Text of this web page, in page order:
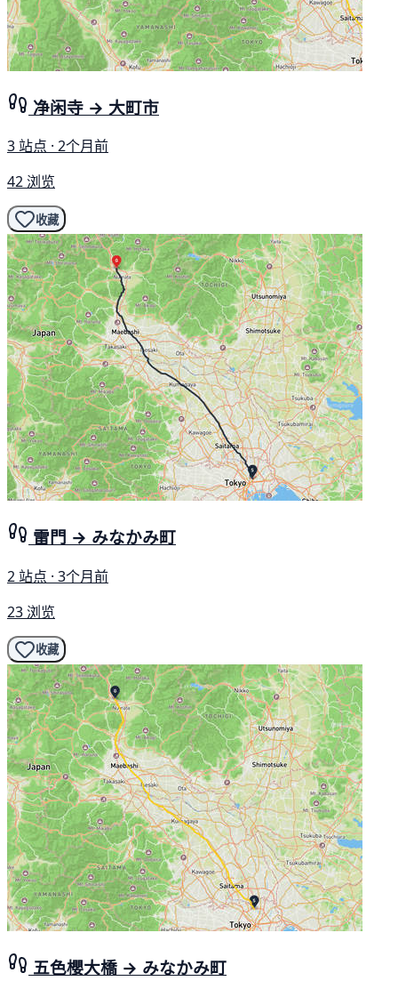
净闲寺 → 大町市
3 站点 · 2个月前
42 浏览
收藏
雷門 → みなかみ町
2 站点 · 3个月前
23 浏览
收藏
五色櫻大橋 → みなかみ町